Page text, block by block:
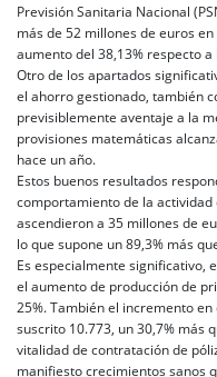
Previsión Sanitaria Nacional
más de 52 millones de euros
aumento del 38,13% respecto
Otro de los apartados
el ahorro gestionado, también
previsiblemente aventaje a la
provisiones matemáticas
hace un año.
Estos buenos resultados
comportamiento de la
ascendieron a 35 millones de
lo que supone un 89,3% más
Es especialmente significativo,
el aumento de producción de
25%. También el incremento
suscrito 10.773, un 30,7% más
vitalidad de contratación de
manifiesto crecimientos sanos